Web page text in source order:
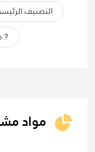
التصنيف
?
مواد